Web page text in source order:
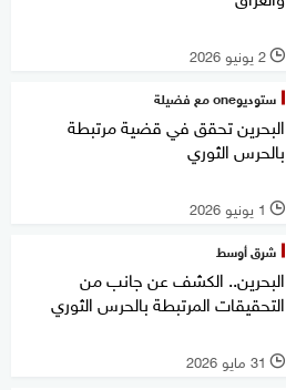
l 2 يونيو 2026
ستوديوone مع فضيلة
البحرين تحقق في قضية مرتبطة
بالحرس الثوري
l 1 يونيو 2026
شرق أوسط
البحرين.. الكشف عن جانب من
التحقيقات المرتبطة بالحرس الثوري
l 31 مايو 2026